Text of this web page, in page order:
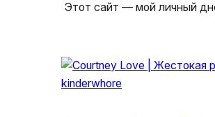
Этот сайт — мой личный